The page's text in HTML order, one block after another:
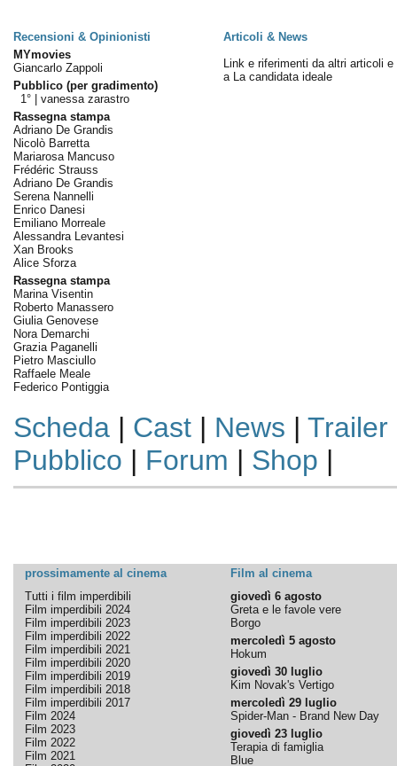
Recensioni & Opinionisti
Articoli & News
MYmovies
Giancarlo Zappoli
Pubblico (per gradimento)
1° | vanessa zarastro
Rassegna stampa
Adriano De Grandis
Nicolò Barretta
Mariarosa Mancuso
Frédéric Strauss
Adriano De Grandis
Serena Nannelli
Enrico Danesi
Emiliano Morreale
Alessandra Levantesi
Xan Brooks
Alice Sforza
Rassegna stampa
Marina Visentin
Roberto Manassero
Giulia Genovese
Nora Demarchi
Grazia Paganelli
Pietro Masciullo
Raffaele Meale
Federico Pontiggia
Link e riferimenti da altri articoli e
a La candidata ideale
Scheda| Cast| News | Trailer
Pubblico | Forum | Shop |
prossimamente al cinema
Film al cinema
Tutti i film imperdibili
Film imperdibili 2024
Film imperdibili 2023
Film imperdibili 2022
Film imperdibili 2021
Film imperdibili 2020
Film imperdibili 2019
Film imperdibili 2018
Film imperdibili 2017
Film 2024
Film 2023
Film 2022
Film 2021
giovedì 6 agosto
Greta e le favole vere
Borgo
mercoledì 5 agosto
Hokum
giovedì 30 luglio
Kim Novak's Vertigo
mercoledì 29 luglio
Spider-Man - Brand New Day
giovedì 23 luglio
Terapia di famiglia
Blue